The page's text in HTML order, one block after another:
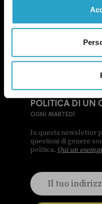
NEWSLETTER
POLITICA DI UN
OGNI MARTEDÌ
In questa newsletter
questioni di genere
politica. Qui un